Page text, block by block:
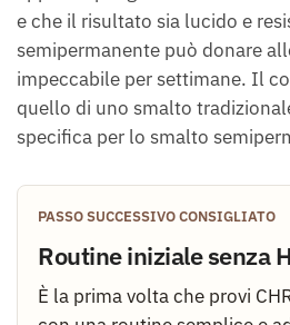
e che il risultato sia lucido e
semipermanente può donare
impeccabile per settimane. Il
quello di uno smalto
specifica per lo smalto
PASSO SUCCESSIVO CONSIGLIATO
Routine iniziale senza
È la prima volta che provi